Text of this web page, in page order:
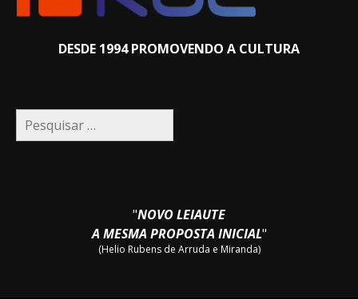
DESDE 1994 PROMOVENDO A CULTURA
Pesquisar
por:
"NOVO LEIAUTE
A MESMA PROPOSTA INICIAL"
(Helio Rubens de Arruda e Miranda)